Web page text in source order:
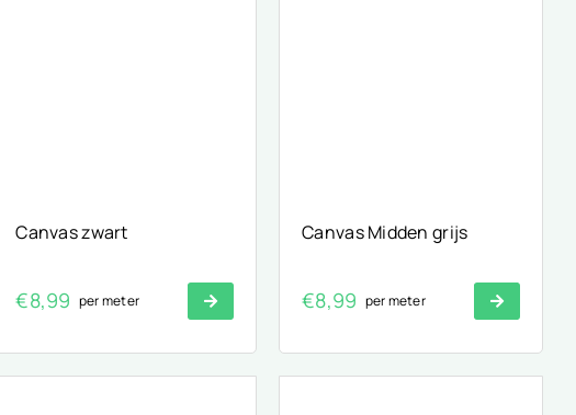
Canvas zwart
€8,99 per meter
Canvas Midden grijs
€8,99 per meter